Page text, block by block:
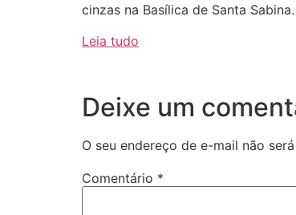
cinzas na Basílica de Santa Sabina.
Leia tudo
Deixe um
O seu endereço de e-mail não
Comentário *